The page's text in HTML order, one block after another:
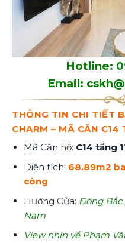
Hotline:
Email:
THÔNG TIN CHI TIẾT
CHARM – MÃ CĂN C14
Mã Căn hộ: C14 tầng
Diện tích: 68.89m2
công
Hướng Cửa: Đông Bắc
Nam
View nhìn về Phạm